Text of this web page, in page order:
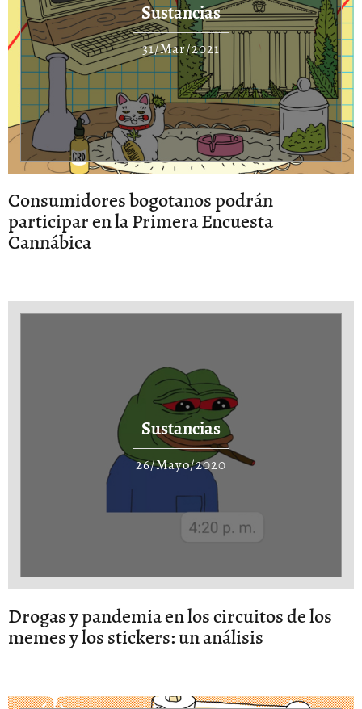
Sustancias
31/Mar/2021
Consumidores bogotanos podrán
participar en la Primera Encuesta
Cannábica
Sustancias
26/Mayo/2020
Drogas y pandemia en los circuitos de los
memes y los stickers: un análisis